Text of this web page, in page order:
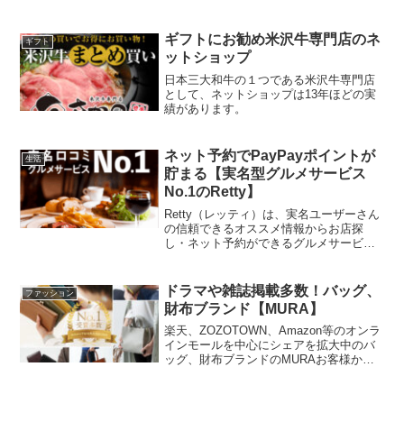
ホワイトデーやバレンタインデー等 シ
ーンに合わせたアイテムをご提案◎キッ
チン用品から時計等のインテリア、
iphone アクセサリー、ヘアケア・ボデ
ィケアまで多種のご用意！◎各種セー
ル、送料無料キャンペーン等 公式オン
ギフト
ギフトにお勧め米沢牛専門店のネ
ットショップ
日本三大和牛の１つである米沢牛専門店
として、ネットショップは13年ほどの実
績があります。
生活
ネット予約でPayPayポイントが
貯まる【実名型グルメサービス
No.1のRetty】
Retty（レッティ）は、実名ユーザーさん
の信頼できるオススメ情報からお店探
し・ネット予約ができるグルメサービス
利用者がいらっしゃいます。
ファッション
ドラマや雑誌掲載多数！バッグ、
財布ブランド【MURA】
楽天、ZOZOTOWN、Amazon等のオンラ
インモールを中心にシェアを拡大中のバ
ッグ、財布ブランドのMURAお客様から